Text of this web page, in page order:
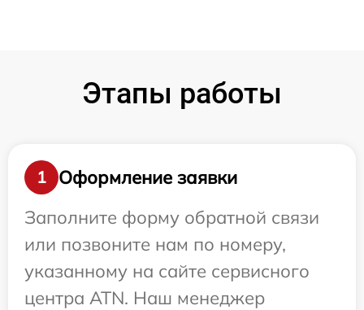
Этапы работы
1
Оформление заявки
Заполните форму обратной связи
или позвоните нам по номеру,
указанному на сайте сервисного
центра ATN. Наш менеджер